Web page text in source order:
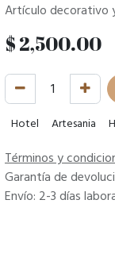
Artículo decorativo
$2,500.00
Hotel Artesania
Términos y
Garantía de
Envío: 2-3 días